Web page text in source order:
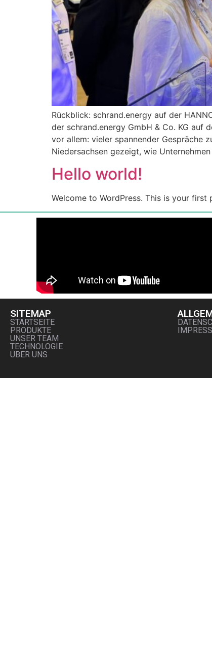
Rückblick: schrand.energy auf der
der schrand.energy GmbH & Co. KG auf
vor allem: vieler spannender Gespräche
Niedersachsen gezeigt, wie
Hello world!
Welcome to WordPress. This is your
SITEMAP
STARTSEITE
PRODUKTE
UNSER TEAM
TECHNOLOGIE
ÜBER UNS